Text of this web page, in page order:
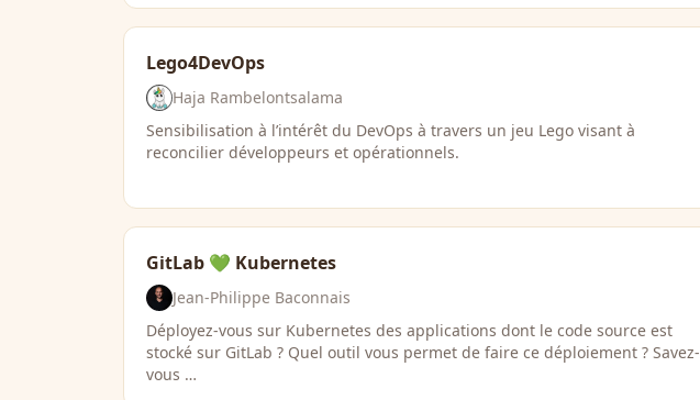
Lego4DevOps
Haja Rambelontsalama
Sensibilisation à l’intérêt du DevOps à travers un jeu Lego visant à
reconcilier développeurs et opérationnels.
GitLab 💚 Kubernetes
Jean-Philippe Baconnais
Déployez-vous sur Kubernetes des applications dont le code source est
stocké sur GitLab ? Quel outil vous permet de faire ce déploiement ? Savez-
vous …